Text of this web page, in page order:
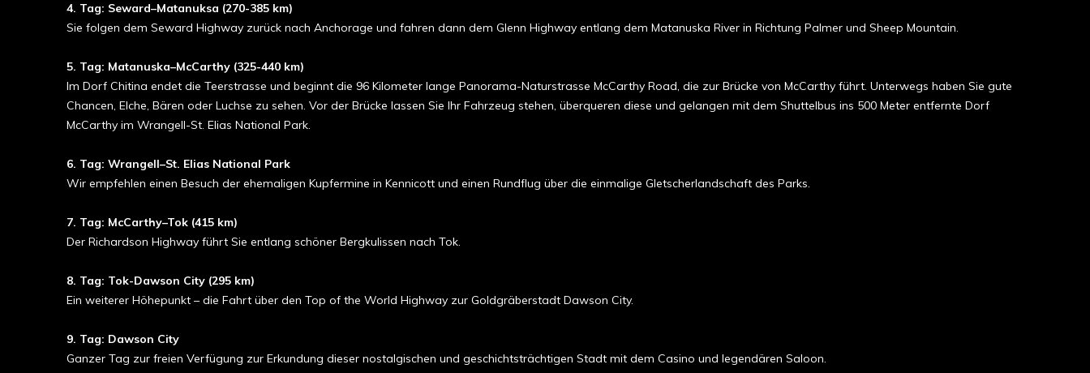
4. Tag: Seward–Matanuksa (270-385 km)
Sie folgen dem Seward Highway zurück nach Anchorage und fahren dann dem Glenn Highway entlang dem Matanuska River in Richtung Palmer und Sheep Mountain.
5. Tag: Matanuska–McCarthy (325-440 km)
Im Dorf Chitina endet die Teerstrasse und beginnt die 96 Kilometer lange Panorama-Naturstrasse McCarthy Road, die zur Brücke von McCarthy führt. Unterwegs haben Sie gute
Chancen, Elche, Bären oder Luchse zu sehen. Vor der Brücke lassen Sie Ihr Fahrzeug stehen, überqueren diese und gelangen mit dem Shuttelbus ins 500 Meter entfernte Dorf
McCarthy im Wrangell-St. Elias National Park.
6. Tag: Wrangell–St. Elias National Park
Wir empfehlen einen Besuch der ehemaligen Kupfermine in Kennicott und einen Rundflug über die einmalige Gletscherlandschaft des Parks.
7. Tag: McCarthy–Tok (415 km)
Der Richardson Highway führt Sie entlang schöner Bergkulissen nach Tok.
8. Tag: Tok-Dawson City (295 km)
Ein weiterer Höhepunkt – die Fahrt über den Top of the World Highway zur Goldgräberstadt Dawson City.
9. Tag: Dawson City
Ganzer Tag zur freien Verfügung zur Erkundung dieser nostalgischen und geschichtsträchtigen Stadt mit dem Casino und legendären Saloon.